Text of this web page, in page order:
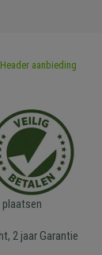
2 jaar Garantie